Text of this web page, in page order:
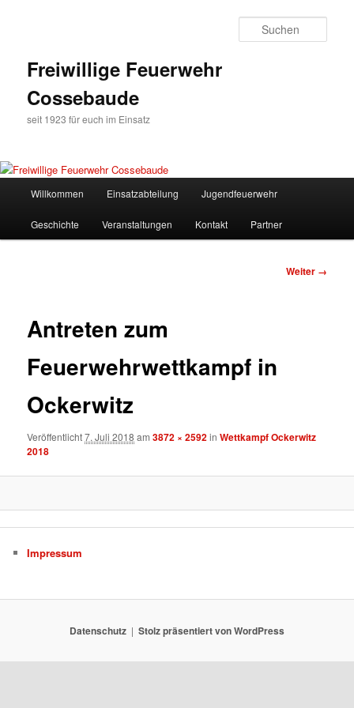
Freiwillige Feuerwehr
Cossebaude
seit 1923 für euch im Einsatz
Willkommen Einsatzabteilung Jugendfeuerwehr
Geschichte Veranstaltungen Kontakt Partner
Bilder-
Weiter →
Antreten zum
Feuerwehrwettkampf in
Ockerwitz
Veröffentlicht7. Juli 2018 am3872 × 2592inWettkampf Ockerwitz
2018
Impressum
Datenschutz Stolz präsentiert von WordPress